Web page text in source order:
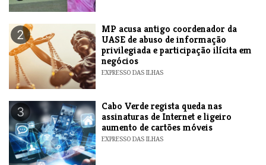
2
MP acusa antigo coordenador da
UASE de abuso de informação
privilegiada e participação ilícita em
negócios
EXPRESSO DAS ILHAS
3
Cabo Verde regista queda nas
assinaturas de Internet e ligeiro
aumento de cartões móveis
EXPRESSO DAS ILHAS